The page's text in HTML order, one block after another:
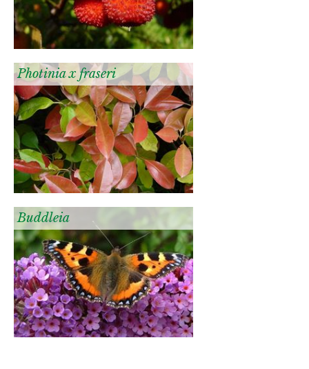
Photinia x fraseri
Buddleia